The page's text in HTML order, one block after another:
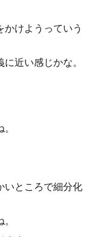
けようっていう
近い感じかな。
いところで細分化